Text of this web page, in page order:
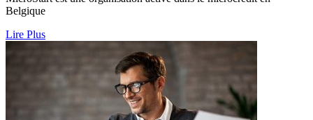
Belgique
Lire Plus